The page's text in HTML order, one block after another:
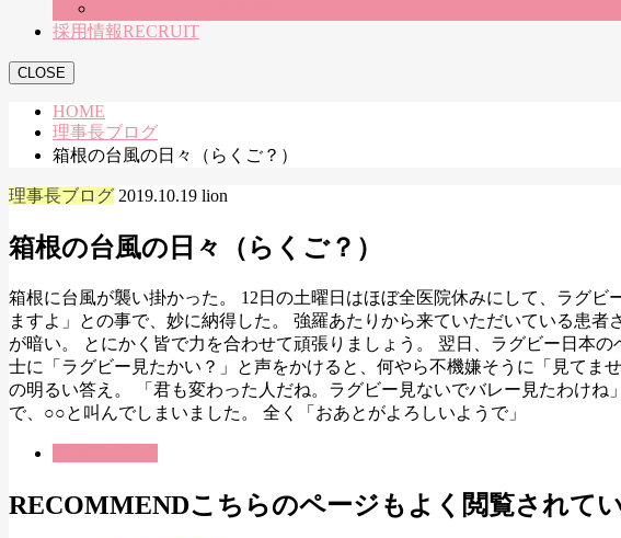
採用情報RECRUIT
CLOSE
HOME
理事長ブログ
箱根の台風の日々（らくご？）
理事長ブログ 2019.10.19 lion
箱根の台風の日々（らくご？）
箱根に台風が襲い掛かった。 12日の土曜日はほぼ全医院休みにして、ラグ
ますよ」との事で、妙に納得した。 強羅あたりから来ていただいている患
が暗い。 とにかく皆で力を合わせて頑張りましょう。 翌日、ラグビー日本
士に「ラグビー見たかい？」と声をかけると、何やら不機嫌そうに「見てま
の明るい答え。 「君も変わった人だね。ラグビー見ないでバレー見たわけ
で、○○と叫んでしまいました。 全く「おあとがよろしいようで」
RECOMMENDこちらのページもよく閲覧されてい